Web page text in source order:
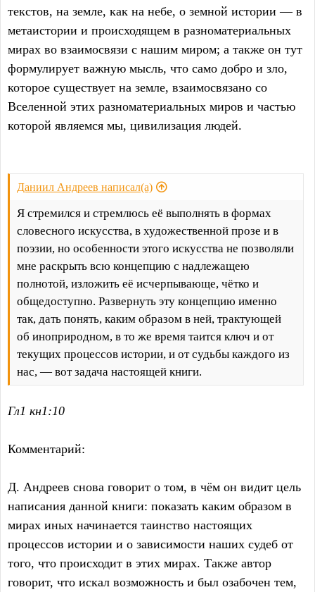
текстов, на земле, как на небе, о земной истории — в
метаистории и происходящем в разноматериальных
мирах во взаимосвязи с нашим миром; а также он тут
формулирует важную мысль, что само добро и зло,
которое существует на земле, взаимосвязано со
Вселенной этих разноматериальных миров и частью
которой являемся мы, цивилизация людей.
Даниил Андреев написал(а)
Я стремился и стремлюсь её выполнять в формах
словесного искусства, в художественной прозе и в
поэзии, но особенности этого искусства не позволяли
мне раскрыть всю концепцию с надлежащею
полнотой, изложить её исчерпывающе, чётко и
общедоступно. Развернуть эту концепцию именно
так, дать понять, каким образом в ней, трактующей
об иноприродном, в то же время таится ключ и от
текущих процессов истории, и от судьбы каждого из
нас, — вот задача настоящей книги.
Гл1 кн1:10
Комментарий:
Д. Андреев снова говорит о том, в чём он видит цель
написания данной книги: показать каким образом в
мирах иных начинается таинство настоящих
процессов истории и о зависимости наших судеб от
того, что происходит в этих мирах. Также автор
говорит, что искал возможность и был озабочен тем,